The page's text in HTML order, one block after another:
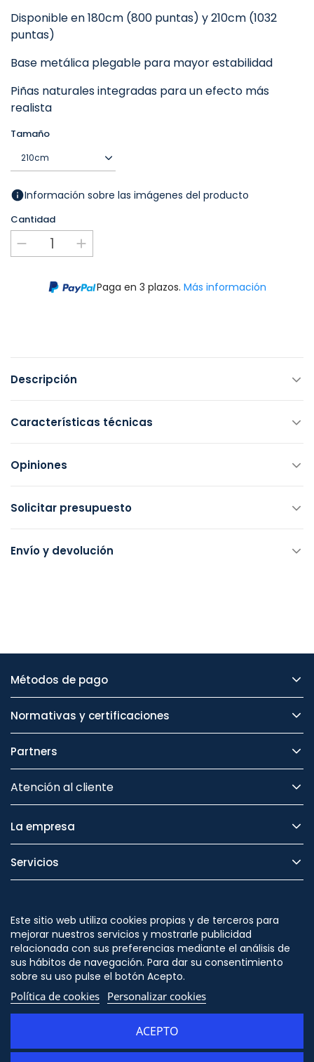
Disponible en 180cm (800 puntas) y 210cm (1032
puntas)
Base metálica plegable para mayor estabilidad
Piñas naturales integradas para un efecto más
realista
Tamaño
Información sobre las imágenes del producto
Cantidad
Paga en 3 plazos. Más información
Descripción
Características técnicas
Opiniones
Solicitar presupuesto
Envío y devolución
Métodos de pago
Normativas y certificaciones
Partners
Atención al cliente
La empresa
Servicios
Seguridad
Este sitio web utiliza cookies propias y de terceros para
mejorar nuestros servicios y mostrarle publicidad
relacionada con sus preferencias mediante el análisis de
sus hábitos de navegación. Para dar su consentimiento
sobre su uso pulse el botón Acepto.
Política de cookies Personalizar cookies
ACEPTO
Síguenos en